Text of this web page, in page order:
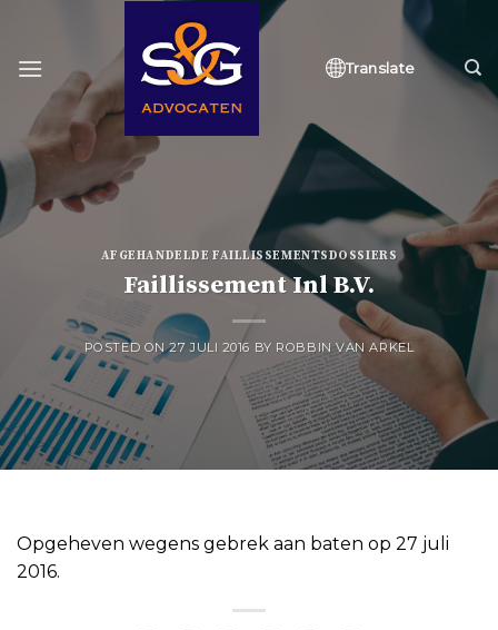
content
Translate
AFGEHANDELDE FAILLISSEMENTSDOSSIERS
Faillissement Inl B.V.
POSTED ON27 JULI 2016 BY ROBBIN VAN ARKEL
Opgeheven wegens gebrek aan baten op 27 juli
2016.